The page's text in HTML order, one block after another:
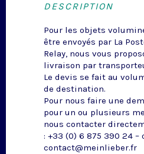
DESCRIPTION
Pour les objets
être envoyés par La
Relay, nous vous
livraison par
Le devis se fait au
de destination.
Pour nous faire une
pour un ou plusieurs
nous contacter
: +33 (0) 6 875 390 24 –
contact@meinlieber.fr